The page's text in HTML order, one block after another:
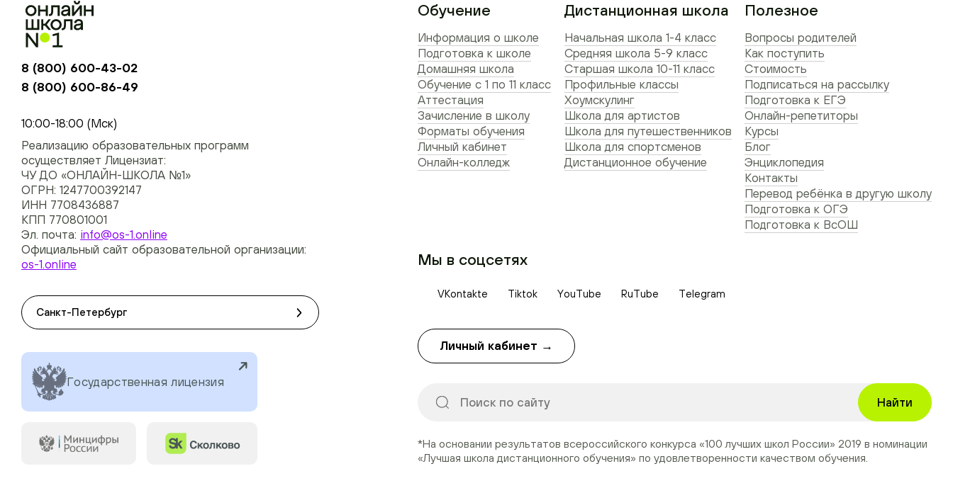
8 (800) 600-43-02
8 (800) 600-86-49
10:00-18:00 (Мск)
Реализацию образовательных программ
осуществляет Лицензиат:
ЧУ ДО «ОНЛАЙН-ШКОЛА №1»
ОГРН: 1247700392147
ИНН 7708436887
КПП 770801001
Эл. почта: info@os-1.online
Официальный сайт образовательной организации:
os-1.online
Санкт-Петербург
Государственная лицензия
Обучение
Информация о школе
Подготовка к школе
Домашняя школа
Обучение с 1 по 11 класс
Аттестация
Зачисление в школу
Форматы обучения
Личный кабинет
Онлайн-колледж
Полезное
Вопросы родителей
Как поступить
Стоимость
Подписаться на рассылку
Подготовка к ЕГЭ
Онлайн-репетиторы
Курсы
Блог
Энциклопедия
Контакты
Перевод ребёнка в другую школу
Подготовка к ОГЭ
Подготовка к ВсОШ
Дистанционная школа
Начальная школа 1-4 класс
Средняя школа 5-9 класс
Старшая школа 10-11 класс
Профильные классы
Хоумскулинг
Школа для артистов
Школа для путешественников
Школа для спортсменов
Дистанционное обучение
Мы в соцсетях
VKontakte Tiktok YouTube RuTube Telegram
Личный кабинет →
Найти
*На основании результатов всероссийского конкурса «100 лучших школ России» 2019 в номинации
«Лучшая школа дистанционного обучения» по удовлетворенности качеством обучения.